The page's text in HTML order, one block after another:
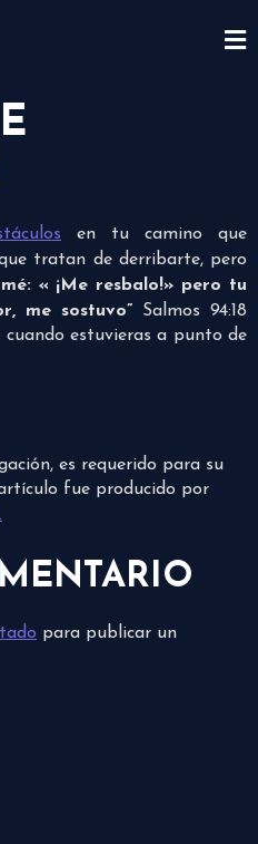
en tu camino que
tratan de derribarte, pero
« ¡Me resbalo!» pero tu
me sostuvo” Salmos 94:18
estuvieras a punto de
es requerido para su
fue producido por
para publicar un